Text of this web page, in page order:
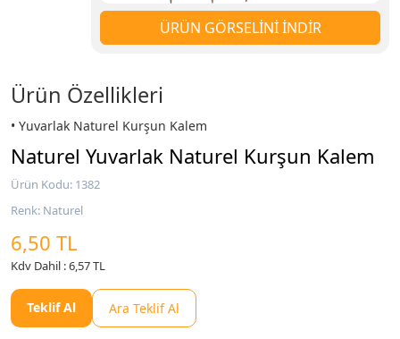
ÜRÜN GÖRSELİNİ İNDİR
Ürün Özellikleri
• Yuvarlak Naturel Kurşun Kalem
Naturel Yuvarlak Naturel Kurşun Kalem
Ürün Kodu: 1382
Renk: Naturel
6,50 TL
Kdv Dahil : 6,57 TL
Teklif Al Ara Teklif Al